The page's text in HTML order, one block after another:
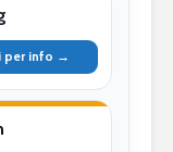
per info →